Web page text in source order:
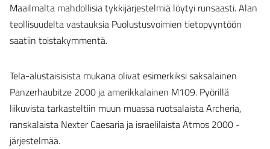
Maailmalta mahdollisia tykkijärjestelmiä löytyi runsaasti. Alan
teollisuudelta vastauksia Puolustusvoimien tietopyyntöön
saatiin toistakymmentä.
Tela-alustaisisista mukana olivat esimerkiksi saksalainen
Panzerhaubitze 2000 ja amerikkalainen M109. Pyörillä
liikuvista tarkasteltiin muun muassa ruotsalaista Archeria,
ranskalaista Nexter Caesaria ja israelilaista Atmos 2000 -
järjestelmää.